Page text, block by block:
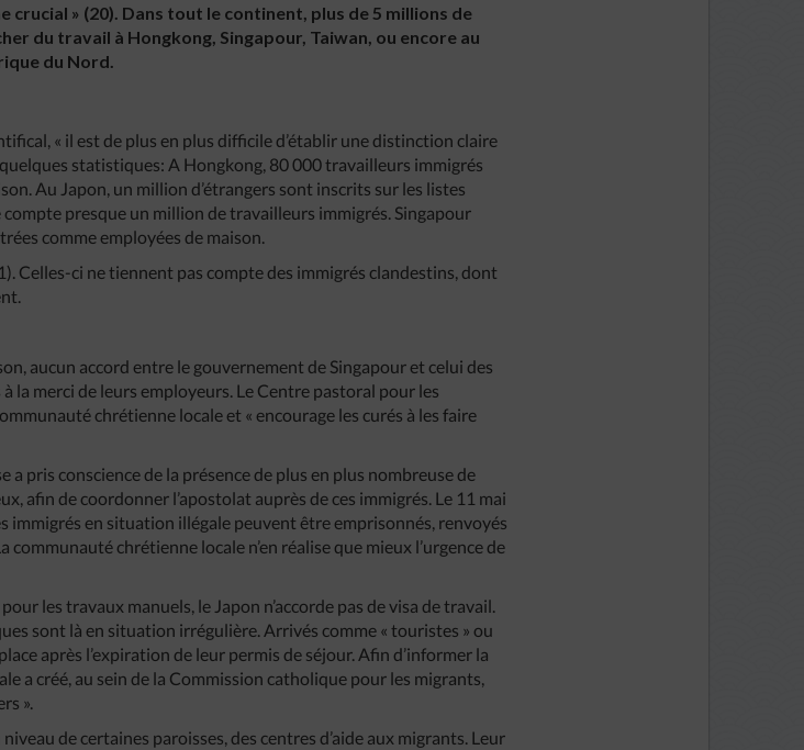
crucial » (20). Dans tout le continent, plus de 5 millions de
du travail à Hongkong, Singapour, Taiwan, ou encore au
du Nord.
« il est de plus en plus difficile d’établir une distinction claire
statistiques: A Hongkong, 80 000 travailleurs immigrés
Au Japon, un million d’étrangers sont inscrits sur les listes
presque un million de travailleurs immigrés. Singapour
comme employées de maison.
Celles-ci ne tiennent pas compte des immigrés clandestins, dont
aucun accord entre le gouvernement de Singapour et celui des
la merci de leurs employeurs. Le Centre pastoral pour les
chrétienne locale et « encourage les curés à les faire
a pris conscience de la présence de plus en plus nombreuse de
afin de coordonner l’apostolat auprès de ces immigrés. Le 11 mai
immigrés en situation illégale peuvent être emprisonnés, renvoyés
communauté chrétienne locale n’en réalise que mieux l’urgence de
les travaux manuels, le Japon n’accorde pas de visa de travail.
sont là en situation irrégulière. Arrivés comme « touristes » ou
après l’expiration de leur permis de séjour. Afin d’informer la
a créé, au sein de la Commission catholique pour les migrants,
».
de certaines paroisses, des centres d’aide aux migrants. Leur